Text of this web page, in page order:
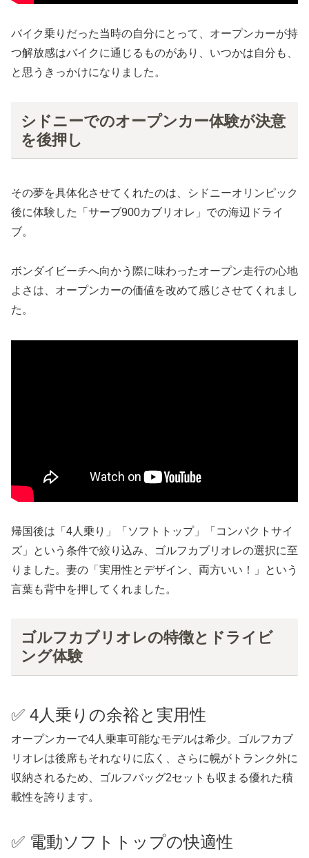
バイク乗りだった当時の自分にとって、オープンカーが持
つ解放感はバイクに通じるものがあり、いつかは自分も、
と思うきっかけになりました。
シドニーでのオープンカー体験が決意
を後押し
その夢を具体化させてくれたのは、シドニーオリンピック
後に体験した「サーブ900カブリオレ」での海辺ドライ
ブ。
ボンダイビーチへ向かう際に味わったオープン走行の心地
よさは、オープンカーの価値を改めて感じさせてくれまし
た。
帰国後は「4人乗り」「ソフトトップ」「コンパクトサイ
ズ」という条件で絞り込み、ゴルフカブリオレの選択に至
りました。妻の「実用性とデザイン、両方いい！」という
言葉も背中を押してくれました。
ゴルフカブリオレの特徴とドライビ
ング体験
✅ 4人乗りの余裕と実用性
オープンカーで4人乗車可能なモデルは希少。ゴルフカブ
リオレは後席もそれなりに広く、さらに幌がトランク外に
収納されるため、ゴルフバッグ2セットも収まる優れた積
載性を誇ります。
✅ 電動ソフトトップの快適性